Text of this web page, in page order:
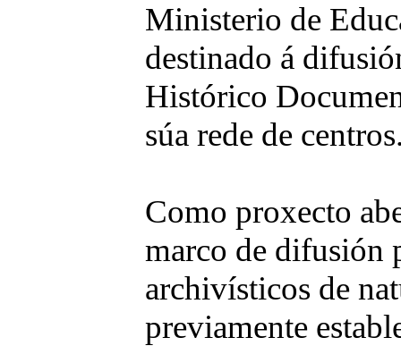
Ministerio de
destinado á
Histórico
súa rede de
Como proxecto
marco de difusión
archivísticos de
previamente